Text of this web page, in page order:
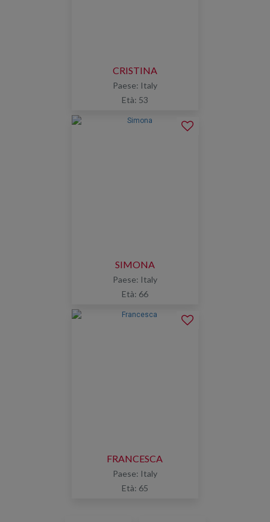
CRISTINA
Paese: Italy
Età: 53
SIMONA
Paese: Italy
Età: 66
FRANCESCA
Paese: Italy
Età: 65